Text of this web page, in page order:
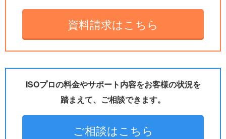
資料請求はこちら
ISOプロの料金やサポート内容をお客様の状況を
踏まえて、ご相談できます。
ご相談はこちら